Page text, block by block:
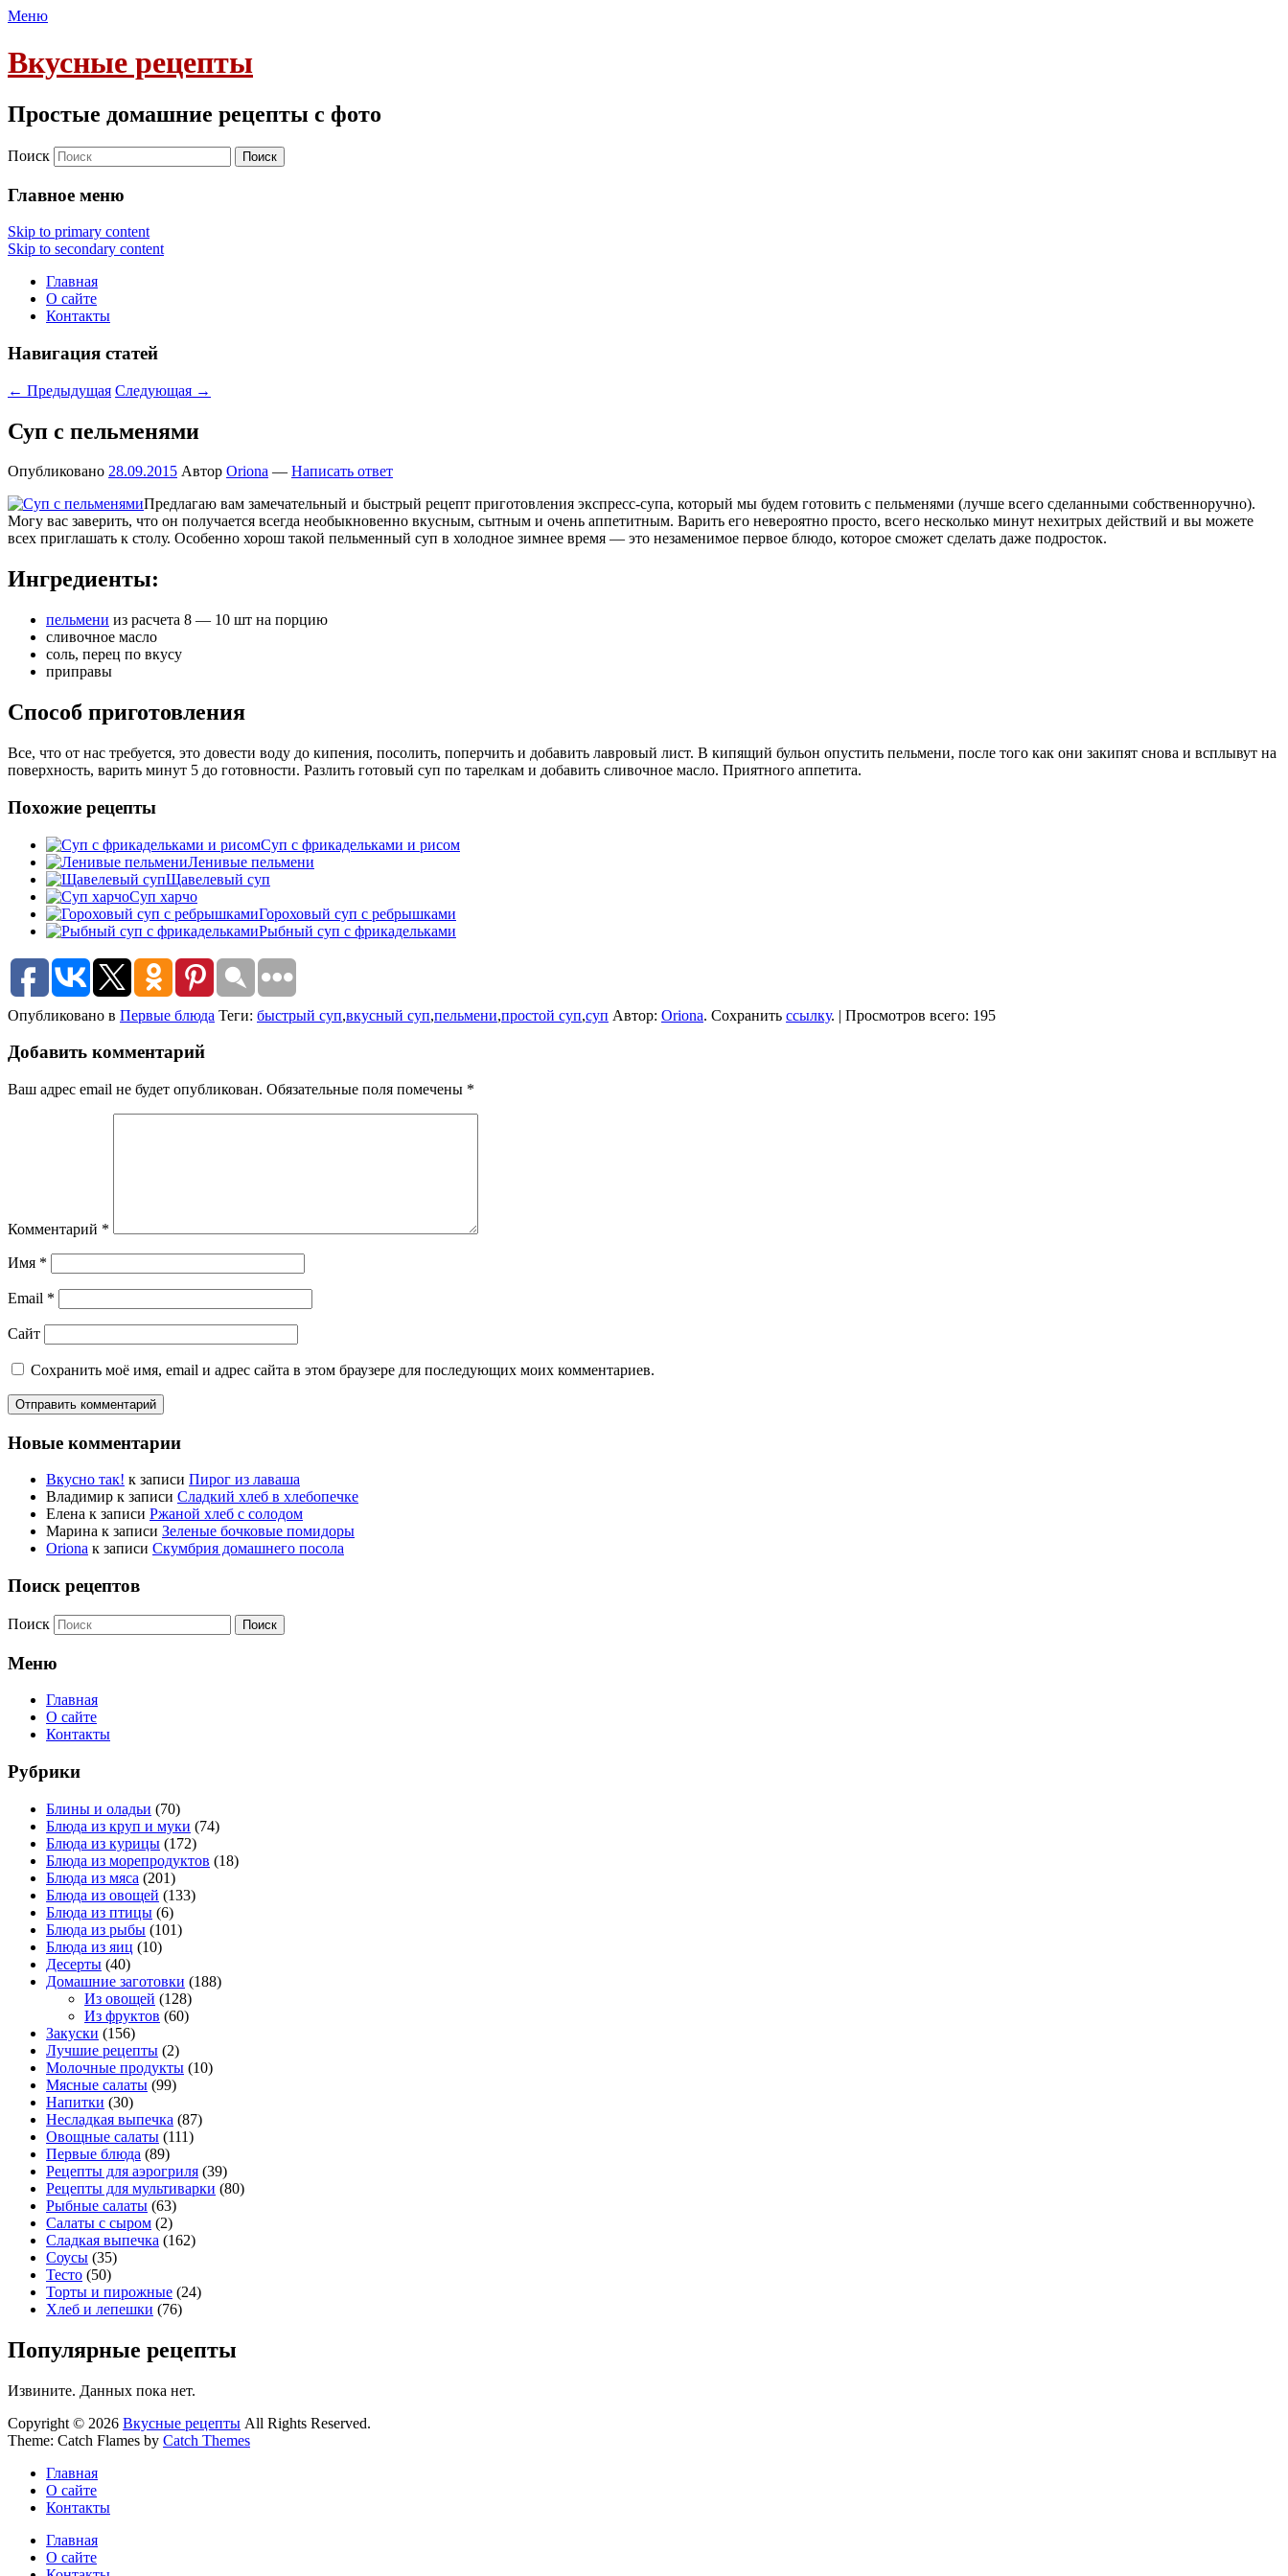
Меню
Вкусные рецепты
Простые домашние рецепты с фото
Поиск
Главное меню
Skip to primary content
Skip to secondary content
Главная
О сайте
Контакты
Навигация статей
← Предыдущая Следующая →
Суп с пельменями
Опубликовано 28.09.2015 Автор Oriona — Написать ответ
Предлагаю вам замечательный и быстрый рецепт приготовления экспресс-супа, который мы будем готовить с пельменями (лучше всего сделанными собственноручно).
Могу вас заверить, что он получается всегда необыкновенно вкусным, сытным и очень аппетитным. Варить его невероятно просто, всего несколько минут нехитрых действий и вы можете
всех приглашать к столу. Особенно хорош такой пельменный суп в холодное зимнее время — это незаменимое первое блюдо, которое сможет сделать даже подросток.
Ингредиенты:
пельмени из расчета 8 — 10 шт на порцию
сливочное масло
соль, перец по вкусу
приправы
Способ приготовления
Все, что от нас требуется, это довести воду до кипения, посолить, поперчить и добавить лавровый лист. В кипящий бульон опустить пельмени, после того как они закипят снова и всплывут на
поверхность, варить минут 5 до готовности. Разлить готовый суп по тарелкам и добавить сливочное масло. Приятного аппетита.
Похожие рецепты
Суп с фрикадельками и рисом
Ленивые пельмени
Щавелевый суп
Суп харчо
Гороховый суп с ребрышками
Рыбный суп с фрикадельками
Опубликовано в Первые блюда Теги: быстрый суп,вкусный суп,пельмени,простой суп,суп Автор: Oriona. Сохранить ссылку. | Просмотров всего: 195
Добавить комментарий
Ваш адрес email не будет опубликован. Обязательные поля помечены *
Комментарий *
Имя *
Email *
Сайт
Сохранить моё имя, email и адрес сайта в этом браузере для последующих моих комментариев.
Новые комментарии
Вкусно так! к записи Пирог из лаваша
Владимир к записи Сладкий хлеб в хлебопечке
Елена к записи Ржаной хлеб с солодом
Марина к записи Зеленые бочковые помидоры
Oriona к записи Скумбрия домашнего посола
Поиск рецептов
Поиск
Меню
Главная
О сайте
Контакты
Рубрики
Блины и оладьи (70)
Блюда из круп и муки (74)
Блюда из курицы (172)
Блюда из морепродуктов (18)
Блюда из мяса (201)
Блюда из овощей (133)
Блюда из птицы (6)
Блюда из рыбы (101)
Блюда из яиц (10)
Десерты (40)
Домашние заготовки (188)
Из овощей (128)
Из фруктов (60)
Закуски (156)
Лучшие рецепты (2)
Молочные продукты (10)
Мясные салаты (99)
Напитки (30)
Несладкая выпечка (87)
Овощные салаты (111)
Первые блюда (89)
Рецепты для аэрогриля (39)
Рецепты для мультиварки (80)
Рыбные салаты (63)
Салаты с сыром (2)
Сладкая выпечка (162)
Соусы (35)
Тесто (50)
Торты и пирожные (24)
Хлеб и лепешки (76)
Популярные рецепты
Извините. Данных пока нет.
Copyright © 2026 Вкусные рецепты All Rights Reserved.
Theme: Catch Flames by Catch Themes
Главная
О сайте
Контакты
Главная
О сайте